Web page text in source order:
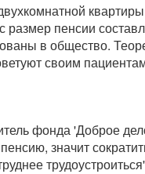
пенсии
в общество.
своим
фонда 'Доброе
значит